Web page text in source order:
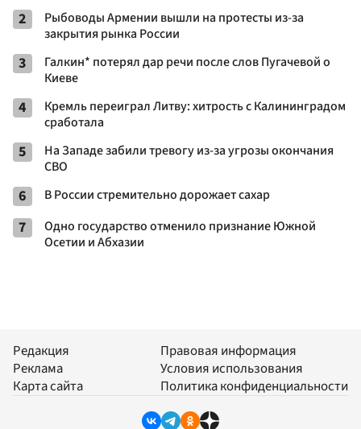
2
Рыбоводы Армении вышли на протесты из-за
закрытия рынка России
3
Галкин* потерял дар речи после слов Пугачевой о
Киеве
4
Кремль переиграл Литву: хитрость с Калининградом
сработала
5
На Западе забили тревогу из-за угрозы окончания
СВО
6 В России стремительно дорожает сахар
7
Одно государство отменило признание Южной
Осетии и Абхазии
Редакция
Реклама
Карта сайта
Правовая информация
Условия использования
Политика конфиденциальности